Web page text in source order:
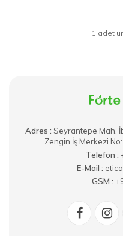
1 adet
Adres : ​Seyrantepe Mah.
Zengin İş Merkezi
Telefon :
E-Mail :
GSM :